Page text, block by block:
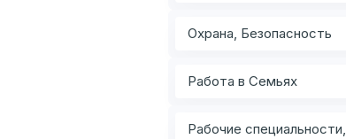
Охрана, Безопасность
Работа в Семьях
Рабочие специальности,